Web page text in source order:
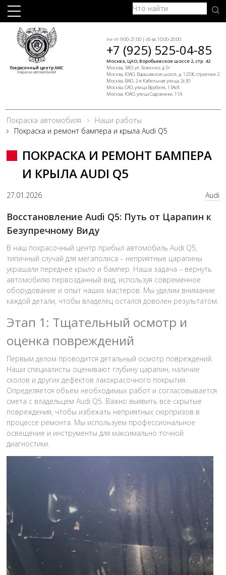
Покрасочный центр АМС
покраска автомобилей
пн-пт 9:00-21:00 | сб-вс 10:00-20:00
+7 (925) 525-04-85
Москва, ЦАО, Воробьевское шоссе 2, стр. 42
Москва, ЗАО, ул. Боженко, д.5г
Москва, ЮАО, Варшавское шоссе, д. 125Ж, строение 2
Москва, ВАО, 2-я Кабельная улица, 2с30
Москва, САО, улица Врубеля, 13Ас8
Москва, ЮАО, улица Садовники, 11А
Покраска автомобиля
Наши работы
Покраска и ремонт бампера и крыла Audi Q5
ПОКРАСКА И РЕМОНТ БАМПЕРА
И КРЫЛА AUDI Q5
27.01.2026 Audi
Восстановление Audi Q5: Путь от Царапин к
Безупречному Виду
В наш покрасочный центр прибыл автомобиль Audi Q5,
типичный случай для мегаполиса – неприятные царапины
украшали переднее крыло и бампер. Наша задача – вернуть
автомобилю первозданный вид, используя современное
оборудование и опыт наших мастеров. Мы уделим внимание
каждой детали, чтобы владелец остался доволен результатом.
Этап 1: Тщательный осмотр и
оценка повреждений
Первым делом проводится детальный осмотр повреждений.
Наши специалисты оценивают глубину царапин, наличие
сколов и других дефектов лакокрасочного покрытия.
Определяется объем необходимых работ и согласовывается
смета с владельцем Audi Q5. Важно выявить все скрытые
повреждения, чтобы избежать неприятных сюрпризов в
процессе ремонта. Мы используем профессиональное
освещение и инструменты для максимально точной
диагностики.